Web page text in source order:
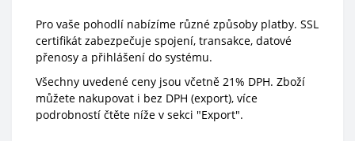
Pro vaše pohodlí nabízíme různé způsoby platby. SSL
certifikát zabezpečuje spojení, transakce, datové
přenosy a přihlášení do systému.
Všechny uvedené ceny jsou včetně 21% DPH. Zboží
můžete nakupovat i bez DPH (export), více
podrobností čtěte níže v sekci "Export".